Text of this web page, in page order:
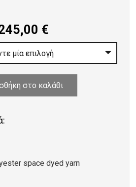
€
range:
155,00 €
245,00 €
στο καλάθι
space dyed yarn